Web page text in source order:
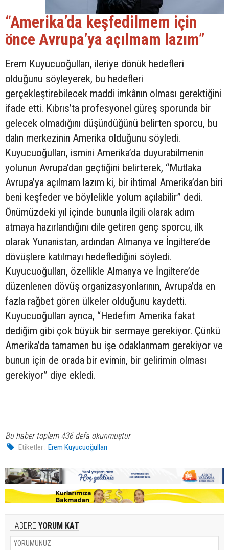
“Amerika’da keşfedilmem için
önce Avrupa’ya açılmam lazım”
Erem Kuyucuoğulları, ileriye dönük hedefleri
olduğunu söyleyerek, bu hedefleri
gerçekleştirebilecek maddi imkânın olması gerektiğini
ifade etti. Kıbrıs’ta profesyonel güreş sporunda bir
gelecek olmadığını düşündüğünü belirten sporcu, bu
dalın merkezinin Amerika olduğunu söyledi.
Kuyucuoğulları, ismini Amerika’da duyurabilmenin
yolunun Avrupa’dan geçtiğini belirterek, “Mutlaka
Avrupa’ya açılmam lazım ki, bir ihtimal Amerika’dan biri
beni keşfeder ve böylelikle yolum açılabilir” dedi.
Önümüzdeki yıl içinde bununla ilgili olarak adım
atmaya hazırlandığını dile getiren genç sporcu, ilk
olarak Yunanistan, ardından Almanya ve İngiltere’de
dövüşlere katılmayı hedeflediğini söyledi.
Kuyucuoğulları, özellikle Almanya ve İngiltere’de
düzenlenen dövüş organizasyonlarının, Avrupa’da en
fazla rağbet gören ülkeler olduğunu kaydetti.
Kuyucuoğulları ayrıca, “Hedefim Amerika fakat
dediğim gibi çok büyük bir sermaye gerekiyor. Çünkü
Amerika’da tamamen bu işe odaklanmam gerekiyor ve
bunun için de orada bir evimin, bir gelirimin olması
gerekiyor” diye ekledi.
Bu haber toplam 436 defa okunmuştur
Etiketler : Erem Kuyucuoğulları
HABERE YORUM KAT